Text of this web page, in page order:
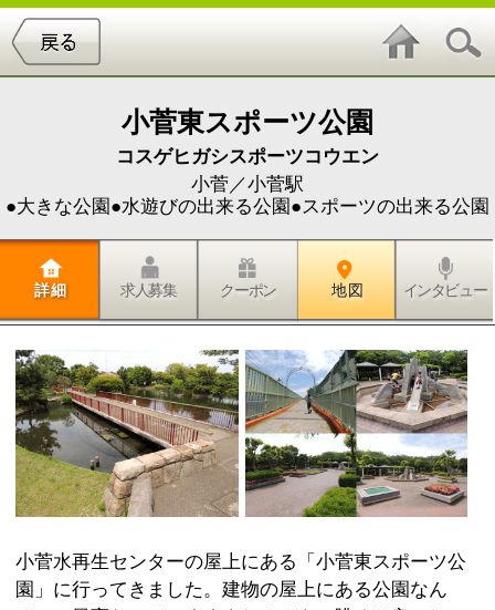
コスゲヒガシスポーツコウエン
小菅／小菅駅
●大きな公園●水遊びの出来る公園●スポーツの出来る公園
詳 細 求人募集 クーポン 地 図 インタビュー
小菅水再生センターの屋上にある「小菅東スポーツ公
園」に行ってきました。建物の屋上にある公園なん
て、一風変わっていますよね！でも、眺めは良いし、
屋上だなんてことが信じられないぐらい、広さとゆと
りがある充実した公園なんです！
園内には、日本庭園、噴水、滝、子どもたちが遊べる
があります。花や木々もたくさん植えられていて、空
の近くにある水と緑のオアシスそのものです。
夏場の水遊びはもちろんのこと、近隣の幼稚園や保育